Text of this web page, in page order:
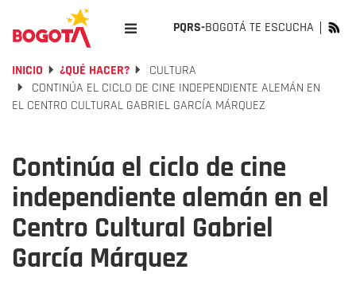
PQRS-BOGOTÁ TE ESCUCHA
INICIO ¿QUÉ HACER?
CULTURA
CONTINÚA EL CICLO DE CINE INDEPENDIENTE ALEMÁN EN
EL CENTRO CULTURAL GABRIEL GARCÍA MÁRQUEZ
Continúa el ciclo de cine
independiente alemán en el
Centro Cultural Gabriel
García Márquez